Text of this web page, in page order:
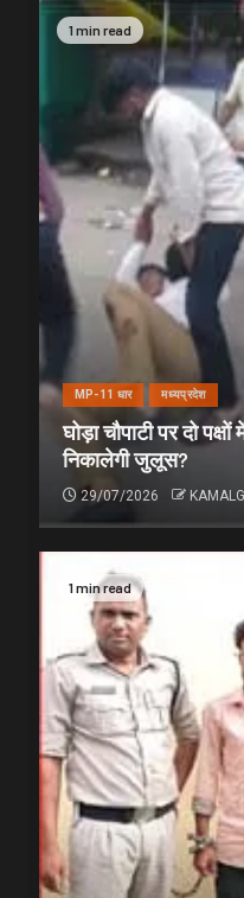
1 min read
MP-11 धार मध्यप्रदेश
घोड़ा चौपाटी पर दो
निकालेगी जुलूस?
29/07/2026
1 min read